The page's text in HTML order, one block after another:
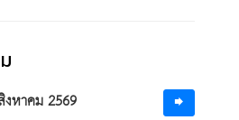
งหาคม 2569